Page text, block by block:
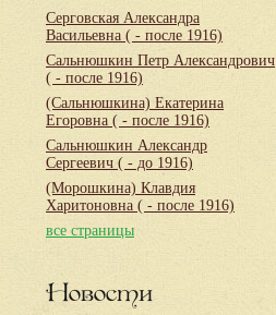
Серговская Александра
Васильевна ( - после 1916)
Сальнюшкин Петр Александрович
( - после 1916)
(Сальнюшкина) Екатерина
Егоровна ( - после 1916)
Сальнюшкин Александр
Сергеевич ( - до 1916)
(Морошкина) Клавдия
Харитоновна ( - после 1916)
все страницы
Новости